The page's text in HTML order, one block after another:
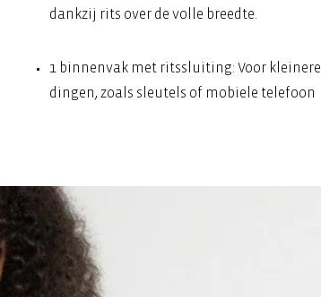
dankzij rits over de volle breedte.
1 binnenvak met ritssluiting: Voor kleinere
dingen, zoals sleutels of mobiele telefoon